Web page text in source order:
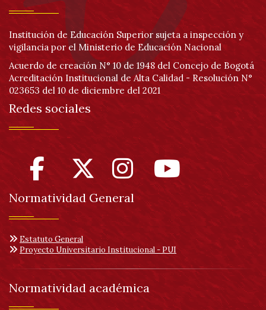
Institución de Educación Superior sujeta a inspección y
vigilancia por el Ministerio de Educación Nacional
Acuerdo de creación N° 10 de 1948 del Concejo de Bogotá
Acreditación Institucional de Alta Calidad - Resolución N°
023653 del 10 de diciembre del 2021
Redes sociales
Normatividad General
Estatuto General
Proyecto Universitario Institucional - PUI
Normatividad académica